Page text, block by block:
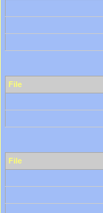
File
File